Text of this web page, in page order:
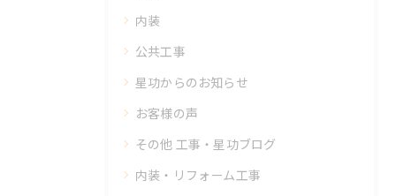
内装
公共工事
星功からのお知らせ
お客様の声
その他 工事・星功ブログ
内装・リフォーム工事